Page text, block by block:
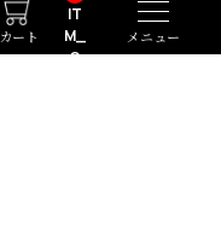
カート
IT
M_
C
メニュー